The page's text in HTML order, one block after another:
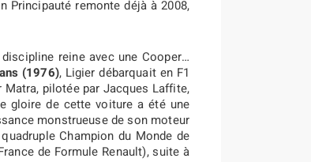
Principauté remonte déjà à 2008,
reine avec une Cooper…
(1976), Ligier débarquait en F1
Matra, pilotée par Jacques Laffite,
gloire de cette voiture a été une
monstrueuse de son moteur
Champion du Monde de
de Formule Renault), suite à